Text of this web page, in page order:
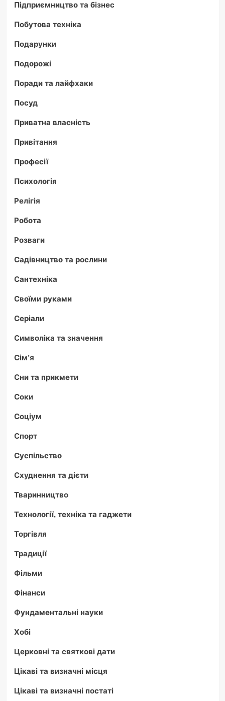
Підприємництво та бізнес
Побутова техніка
Подарунки
Подорожі
Поради та лайфхаки
Посуд
Приватна власність
Привітання
Професії
Психологія
Релігія
Робота
Розваги
Садівництво та рослини
Сантехніка
Своїми руками
Серіали
Символіка та значення
Сім'я
Сни та прикмети
Соки
Соціум
Спорт
Суспільство
Схуднення та дієти
Тваринництво
Технології, техніка та гаджети
Торгівля
Традиції
Фільми
Фінанси
Фундаментальні науки
Хобі
Церковні та святкові дати
Цікаві та визначні місця
Цікаві та визначні постаті